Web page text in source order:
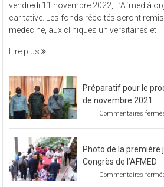
à
organisé
une
vendredi 11 novembre 2022, L’Afmed à
caritative. Les fonds récoltés seront
médecine, aux cliniques universitaires et
Lire plus
Préparatif pour le
de novembre 2021
Commentaires
Photo de la première
Congrès de l’AFMED
Commentaires